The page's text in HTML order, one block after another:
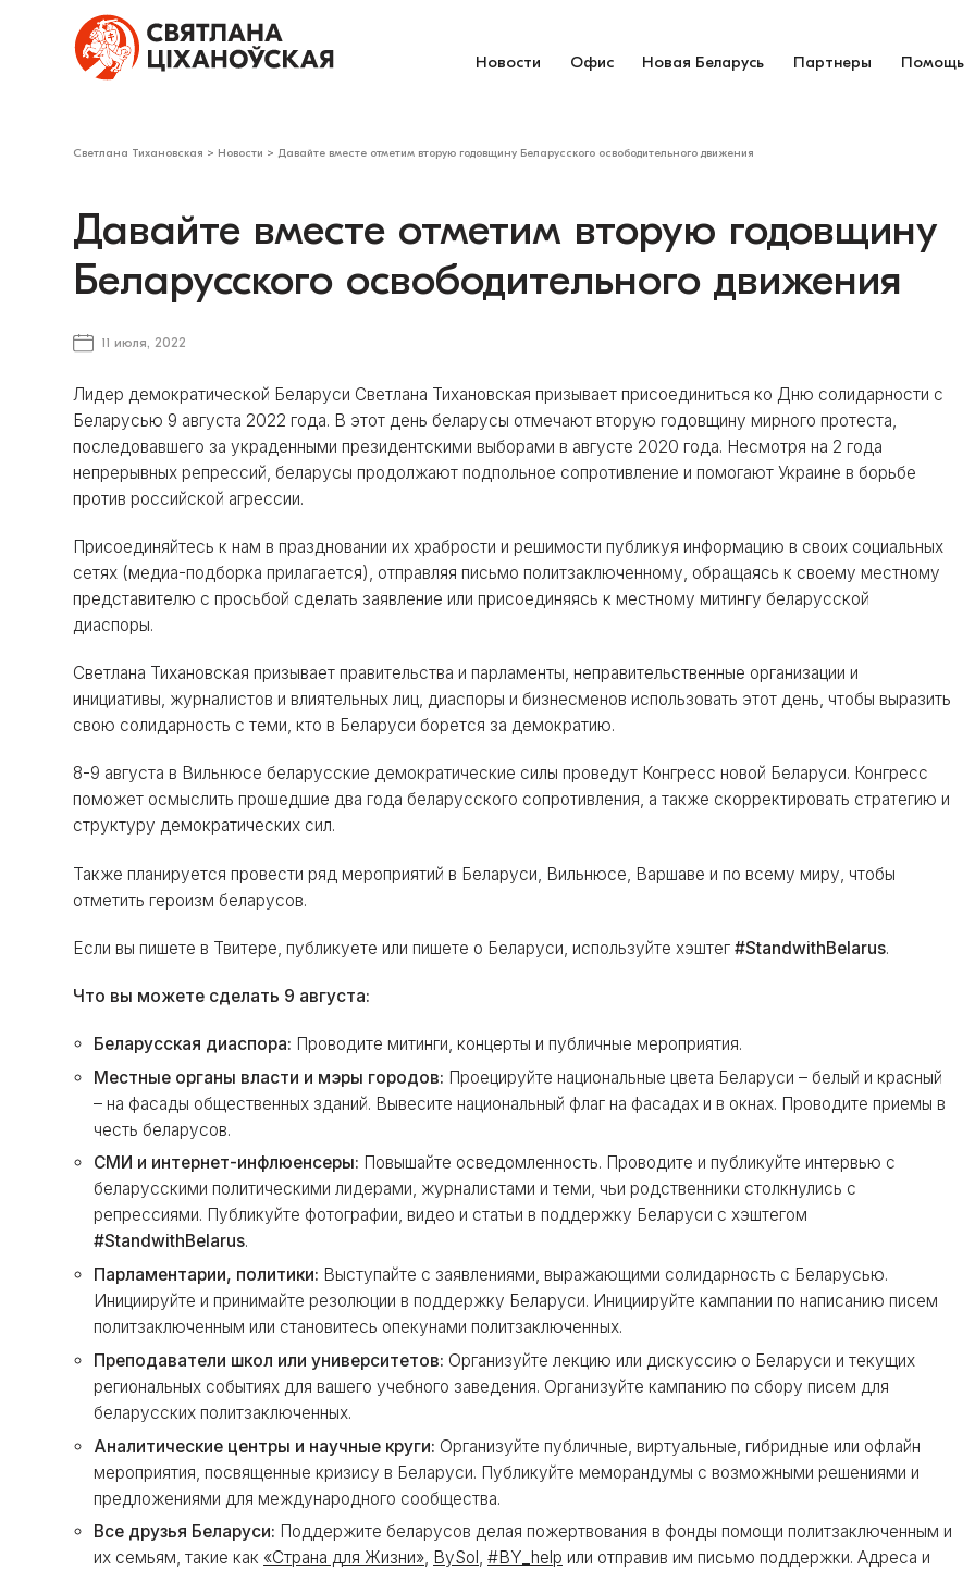
Новости Офис Новая Беларусь Партнеры Помощь
Светлана Тихановская > Новости > Давайте вместе отметим вторую годовщину Беларусского освободительного движения
Давайте вместе отметим вторую годовщину
Беларусского освободительного движения
11 июля, 2022
Лидер демократической Беларуси Светлана Тихановская призывает присоединиться ко Дню солидарности с
Беларусью 9 августа 2022 года. В этот день беларусы отмечают вторую годовщину мирного протеста,
последовавшего за украденными президентскими выборами в августе 2020 года. Несмотря на 2 года
непрерывных репрессий, беларусы продолжают подпольное сопротивление и помогают Украине в борьбе
против российской агрессии.
Присоединяйтесь к нам в праздновании их храбрости и решимости публикуя информацию в своих социальных
сетях (медиа-подборка прилагается), отправляя письмо политзаключенному, обращаясь к своему местному
представителю с просьбой сделать заявление или присоединяясь к местному митингу беларусской
диаспоры.
Светлана Тихановская призывает правительства и парламенты, неправительственные организации и
инициативы, журналистов и влиятельных лиц, диаспоры и бизнесменов использовать этот день, чтобы выразить
свою солидарность с теми, кто в Беларуси борется за демократию.
8-9 августа в Вильнюсе беларусские демократические силы проведут Конгресс новой Беларуси. Конгресс
поможет осмыслить прошедшие два года беларусского сопротивления, а также скорректировать стратегию и
структуру демократических сил.
Также планируется провести ряд мероприятий в Беларуси, Вильнюсе, Варшаве и по всему миру, чтобы
отметить героизм беларусов.
Если вы пишете в Твитере, публикуете или пишете о Беларуси, используйте хэштег#StandwithBelarus.
Что вы можете сделать 9 августа:
Беларусская диаспора: Проводите митинги, концерты и публичные мероприятия.
Местные органы власти и мэры городов: Проецируйте национальные цвета Беларуси – белый и красный
– на фасады общественных зданий. Вывесите национальный флаг на фасадах и в окнах. Проводите приемы в
честь беларусов.
СМИ и интернет-инфлюенсеры: Повышайте осведомленность. Проводите и публикуйте интервью с
беларусскими политическими лидерами, журналистами и теми, чьи родственники столкнулись с
репрессиями. Публикуйте фотографии, видео и статьи в поддержку Беларуси с хэштегом
#StandwithBelarus.
Парламентарии, политики: Выступайте с заявлениями, выражающими солидарность с Беларусью.
Инициируйте и принимайте резолюции в поддержку Беларуси. Инициируйте кампании по написанию писем
политзаключенным или становитесь опекунами политзаключенных.
Преподаватели школ или университетов: Организуйте лекцию или дискуссию о Беларуси и текущих
региональных событиях для вашего учебного заведения. Организуйте кампанию по сбору писем для
беларусских политзаключенных.
Аналитические центры и научные круги: Организуйте публичные, виртуальные, гибридные или офлайн
мероприятия, посвященные кризису в Беларуси. Публикуйте меморандумы с возможными решениями и
предложениями для международного сообщества.
Все друзья Беларуси: Поддержите беларусов делая пожертвования в фонды помощи политзаключенным и
их семьям, такие как «Страна для Жизни», BySol , #BY_help или отправив им письмо поддержки. Адреса и